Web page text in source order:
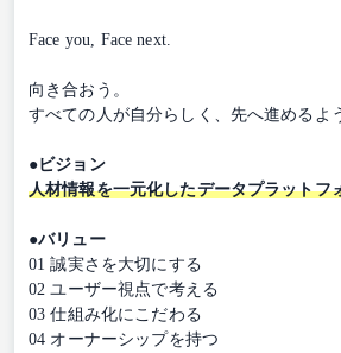
Face you, Face next.
向き合おう。
すべての人が自分らしく、先へ進めるよ
●ビジョン
人材情報を一元化したデータプラットフ
●バリュー
01 誠実さを大切にする
02 ユーザー視点で考える
03 仕組み化にこだわる
04 オーナーシップを持つ